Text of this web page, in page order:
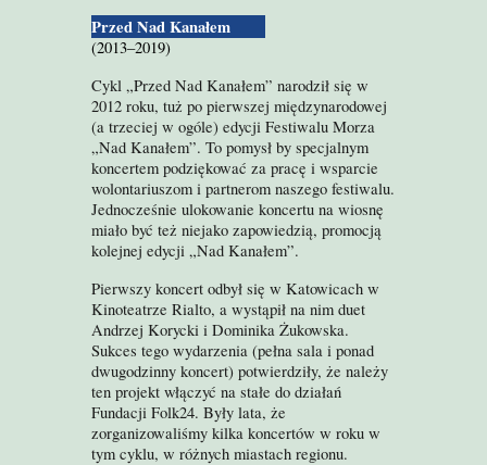
Przed Nad Kanałem
(2013–2019)
Cykl „Przed Nad Kanałem” narodził się w
2012 roku, tuż po pierwszej międzynarodowej
(a trzeciej w ogóle) edycji Festiwalu Morza
„Nad Kanałem”. To pomysł by specjalnym
koncertem podziękować za pracę i wsparcie
wolontariuszom i partnerom naszego festiwalu.
Jednocześnie ulokowanie koncertu na wiosnę
miało być też niejako zapowiedzią, promocją
kolejnej edycji „Nad Kanałem”.
Pierwszy koncert odbył się w Katowicach w
Kinoteatrze Rialto, a wystąpił na nim duet
Andrzej Korycki i Dominika Żukowska.
Sukces tego wydarzenia (pełna sala i ponad
dwugodzinny koncert) potwierdziły, że należy
ten projekt włączyć na stałe do działań
Fundacji Folk24. Były lata, że
zorganizowaliśmy kilka koncertów w roku w
tym cyklu, w różnych miastach regionu.